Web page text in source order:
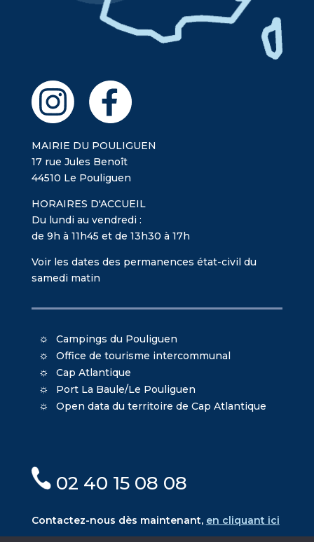
MAIRIE DU POULIGUEN
17 rue Jules Benoît
44510 Le Pouliguen
HORAIRES D'ACCUEIL
Du lundi au vendredi :
de 9h à 11h45 et de 13h30 à 17h
Voir les dates des permanences état-civil du
samedi matin
Campings du Pouliguen
Office de tourisme intercommunal
Cap Atlantique
Port La Baule/Le Pouliguen
Open data du territoire de Cap Atlantique
02 40 15 08 08
Contactez-nous dès maintenant, en cliquant ici